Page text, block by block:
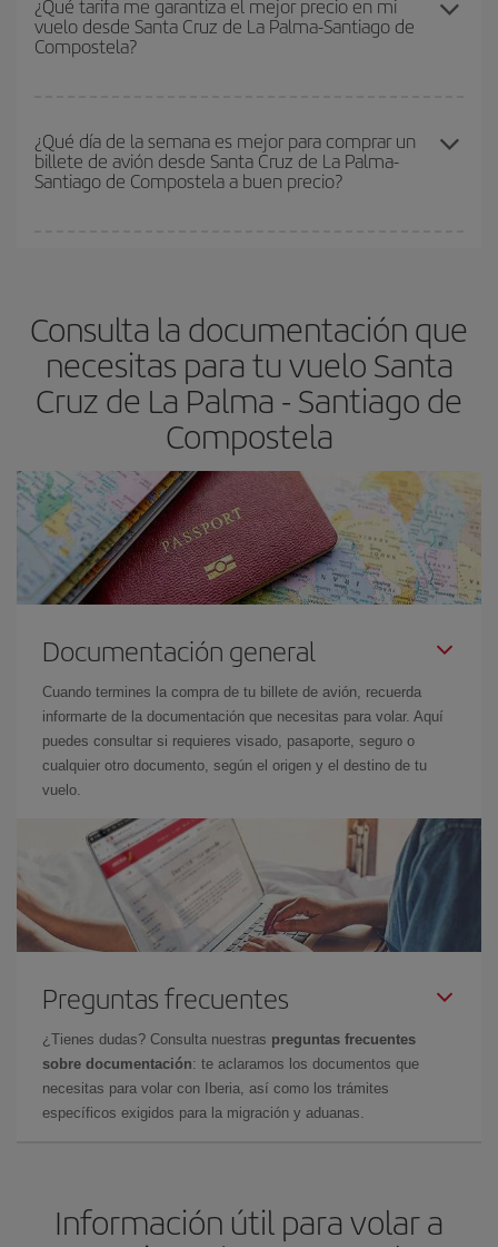
y de que las tarifas más baratas (turista) estén disponibles o se
vayan agotando. Por eso, comprar con antelación es
¿Qué tarifa me garantiza el mejor precio en mi
vuelo desde Santa Cruz de La Palma-Santiago de
Compostela?
precio según tus necesidades de viaje. La tarifa básica, te
asegura el vuelo más barato.
¿Qué día de la semana es mejor para comprar un
billete de avión desde Santa Cruz de La Palma-
Santiago de Compostela a buen precio?
avión más baratos te saldrán. Además, si buscas los vuelos con
las fechas y los horarios del viaje un poco abiertos, podráselegir
el precio más barato.
Consulta la documentación que
necesitas para tu vuelo Santa
Cruz de La Palma - Santiago de
Compostela
Documentación general
Cuando termines la compra de tu billete de avión, recuerda
informarte de la documentación que necesitas para volar. Aquí
puedes consultar si requieres visado, pasaporte, seguro o
cualquier otro documento, según el origen y el destino de tu
vuelo.
Preguntas frecuentes
¿Tienes dudas? Consulta nuestras preguntas frecuentes
sobre documentación: te aclaramos los documentos que
necesitas para volar con Iberia, así como los trámites
específicos exigidos para la migración y aduanas.
Información útil para volar a